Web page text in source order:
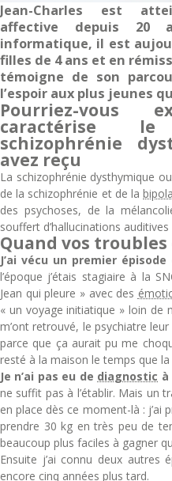
Jean-Charles est
affective depuis 20
informatique, il est
filles de 4 ans et en
témoigne de son
l’espoir aux plus jeunes
Pourriez-vous
caractérise
schizophrénie
avez reçu
La schizophrénie dysthymique
de la schizophrénie et de la
des psychoses, de la
souffert d’hallucinations
Quand vos
J’ai vécu un premier
l’époque j’étais stagiaire à la
Jean qui pleure » avec des
« un voyage initiatique » loin de
m’ont retrouvé, le psychiatre
parce que ça aurait pu me
resté à la maison le temps que
Je n’ai pas eu de diagnostic
ne suffit pas à l’établir. Mais un
en place dès ce moment-là : j’ai
prendre 30 kg en très peu de
beaucoup plus faciles à gagner
Ensuite j’ai connu deux autres
encore cinq années plus tard.